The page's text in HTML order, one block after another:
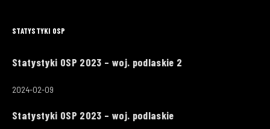
STATYSTYKI OSP
Statystyki OSP 2023 – woj. podlaskie 2
2024-02-09
Statystyki OSP 2023 – woj. podlaskie